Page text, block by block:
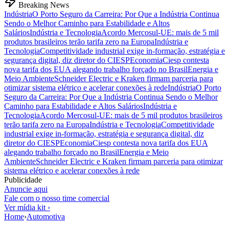
Breaking News
IndústriaO Porto Seguro da Carreira: Por Que a Indústria Continua
Sendo o Melhor Caminho para Estabilidade e Altos
SaláriosIndústria e TecnologiaAcordo Mercosul-UE: mais de 5 mil
produtos brasileiros terão tarifa zero na EuropaIndústria e
TecnologiaCompetitividade industrial exige in-formação, estratégia e
segurança digital, diz diretor do CIESPEconomiaCiesp contesta
nova tarifa dos EUA alegando trabalho forçado no BrasilEnergia e
Meio AmbienteSchneider Electric e Kraken firmam parceria para
otimizar sistema elétrico e acelerar conexões à redeIndústriaO Porto
Seguro da Carreira: Por Que a Indústria Continua Sendo o Melhor
Caminho para Estabilidade e Altos SaláriosIndústria e
TecnologiaAcordo Mercosul-UE: mais de 5 mil produtos brasileiros
terão tarifa zero na EuropaIndústria e TecnologiaCompetitividade
industrial exige in-formação, estratégia e segurança digital, diz
diretor do CIESPEconomiaCiesp contesta nova tarifa dos EUA
alegando trabalho forçado no BrasilEnergia e Meio
AmbienteSchneider Electric e Kraken firmam parceria para otimizar
sistema elétrico e acelerar conexões à rede
Publicidade
Anuncie aqui
Fale com o nosso time comercial
Ver mídia kit ›
Home›Automotiva